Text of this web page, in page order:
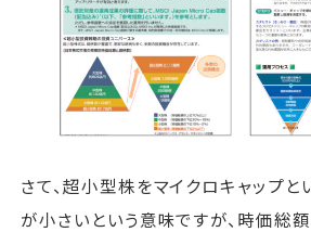
さて、超小型株をマイクロキャップと
が小さいという意味ですが、時価総